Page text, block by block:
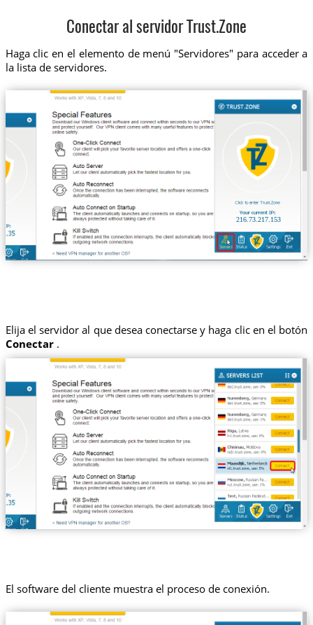
Conectar al servidor Trust.Zone
Haga clic en el elemento de menú "Servidores" para acceder a
la lista de servidores.
216.73.217.153
Elija el servidor al que desea conectarse y haga clic en el botón
Conectar.
El software del cliente muestra el proceso de conexión.